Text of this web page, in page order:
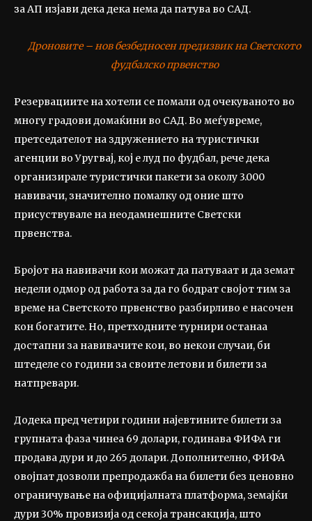
за АП изјави дека дека нема да патува во САД.
Дроновите – нов безбедносен предизвик на Светското
фудбалско првенство
Резервациите на хотели се помали од очекуваното во
многу градови домаќини во САД. Во меѓувреме,
претседателот на здружението на туристички
агенции во Уругвај, кој е луд по фудбал, рече дека
организирале туристички пакети за околу 3.000
навивачи, значително помалку од оние што
присуствувале на неодамнешните Светски
првенства.
Бројот на навивачи кои можат да патуваат и да земат
недели одмор од работа за да го бодрат својот тим за
време на Светското првенство разбирливо е насочен
кон богатите. Но, претходните турнири останаа
достапни за навивачите кои, во некои случаи, би
штеделе со години за своите летови и билети за
натпревари.
Додека пред четири години најевтините билети за
групната фаза чинеа 69 долари, годинава ФИФА ги
продава дури и до 265 долари. Дополнително, ФИФА
овојпат дозволи препродажба на билети без ценовно
ограничување на официјалната платформа, земајќи
дури 30% провизија од секоја трансакција, што